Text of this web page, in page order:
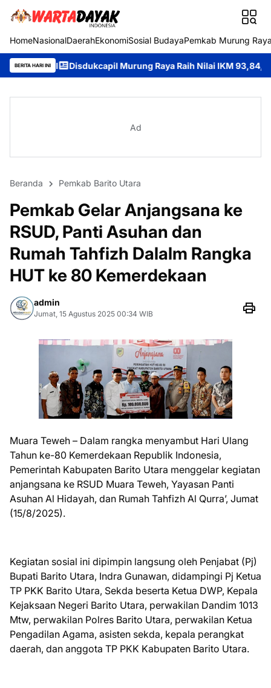
HomeNasionalDaerahEkonomiSosial BudayaPemkab Murung
BERITA HARI INIMurung Raya Raih Nilai IKM 93,84, Bukti Komitmen
Ad
Beranda Pemkab Barito Utara
Pemkab Gelar Anjangsana ke
RSUD, Panti Asuhan dan
Rumah Tahfizh Dalalm Rangka
HUT ke 80 Kemerdekaan
admin
Jumat, 15 Agustus 2025 00:34 WIB
Muara Teweh – Dalam rangka menyambut Hari Ulang
Tahun ke-80 Kemerdekaan Republik Indonesia,
Pemerintah Kabupaten Barito Utara menggelar kegiatan
anjangsana ke RSUD Muara Teweh, Yayasan Panti
Asuhan Al Hidayah, dan Rumah Tahfizh Al Qurra’, Jumat
(15/8/2025).
Kegiatan sosial ini dipimpin langsung oleh Penjabat (Pj)
Bupati Barito Utara, Indra Gunawan, didampingi Pj Ketua
TP PKK Barito Utara, Sekda beserta Ketua DWP, Kepala
Kejaksaan Negeri Barito Utara, perwakilan Dandim 1013
Mtw, perwakilan Polres Barito Utara, perwakilan Ketua
Pengadilan Agama, asisten sekda, kepala perangkat
daerah, dan anggota TP PKK Kabupaten Barito Utara.